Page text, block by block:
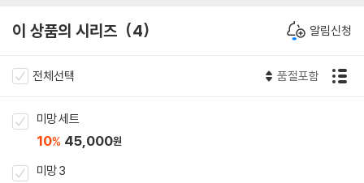
이 상품의 시리즈 4 알림신청
전체선택 품절포함
미망 세트
10% 45,000원
미망 3